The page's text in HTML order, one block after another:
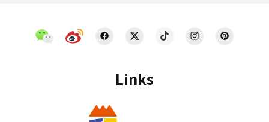
Links